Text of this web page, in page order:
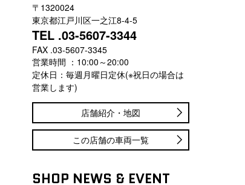
〒1320024
東京都江戸川区一之江8-4-5
TEL .03-5607-3344
FAX .03-5607-3345
営業時間 ：10:00～20:00
定休日：毎週月曜日定休(※祝日の場合は
営業します)
店舗紹介・地図
この店舗の車両一覧
SHOP NEWS & EVENT